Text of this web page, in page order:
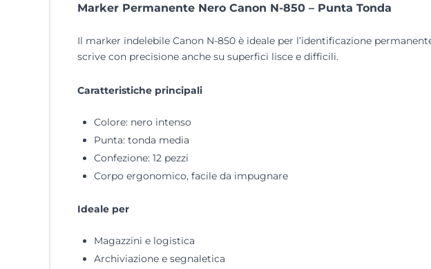
Marker Permanente Nero Canon N-850 – Punta Tonda
Il marker indelebile Canon N-850 è ideale per l’identificazione
scrive con precisione anche su superfici lisce e difficili.
Caratteristiche principali
Colore: nero intenso
Punta: tonda media
Confezione: 12 pezzi
Corpo ergonomico, facile da impugnare
Ideale per
Magazzini e logistica
Archiviazione e segnaletica